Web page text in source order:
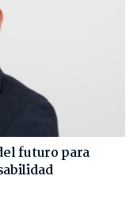
futuro para